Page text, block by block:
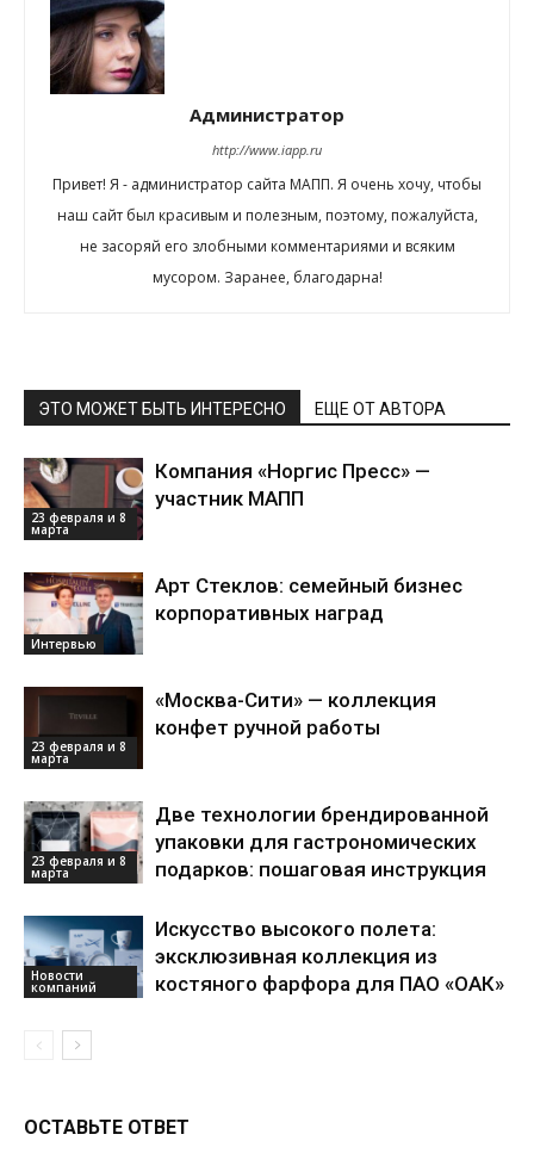
Администратор
http://www.iapp.ru
Привет! Я - администратор сайта МАПП. Я очень хочу, чтобы
наш сайт был красивым и полезным, поэтому, пожалуйста,
не засоряй его злобными комментариями и всяким
мусором. Заранее, благодарна!
ЭТО МОЖЕТ БЫТЬ ИНТЕРЕСНО ЕЩЕ ОТ АВТОРА
23 февраля и 8
марта
Компания «Норгис Пресс» —
участник МАПП
Интервью
Арт Стеклов: семейный бизнес
корпоративных наград
23 февраля и 8
марта
«Москва-Сити» — коллекция
конфет ручной работы
23 февраля и 8
марта
Две технологии брендированной
упаковки для гастрономических
подарков: пошаговая инструкция
Новости
компаний
Искусство высокого полета:
эксклюзивная коллекция из
костяного фарфора для ПАО «ОАК»
ОСТАВЬТЕ ОТВЕТ